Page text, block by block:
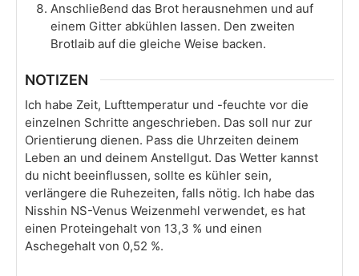
Anschließend das Brot herausnehmen und auf
einem Gitter abkühlen lassen. Den zweiten
Brotlaib auf die gleiche Weise backen.
NOTIZEN
Ich habe Zeit, Lufttemperatur und -feuchte vor die
einzelnen Schritte angeschrieben. Das soll nur zur
Orientierung dienen. Pass die Uhrzeiten deinem
Leben an und deinem Anstellgut. Das Wetter kannst
du nicht beeinflussen, sollte es kühler sein,
verlängere die Ruhezeiten, falls nötig. Ich habe das
Nisshin NS-Venus Weizenmehl verwendet, es hat
einen Proteingehalt von 13,3 % und einen
Aschegehalt von 0,52 %.